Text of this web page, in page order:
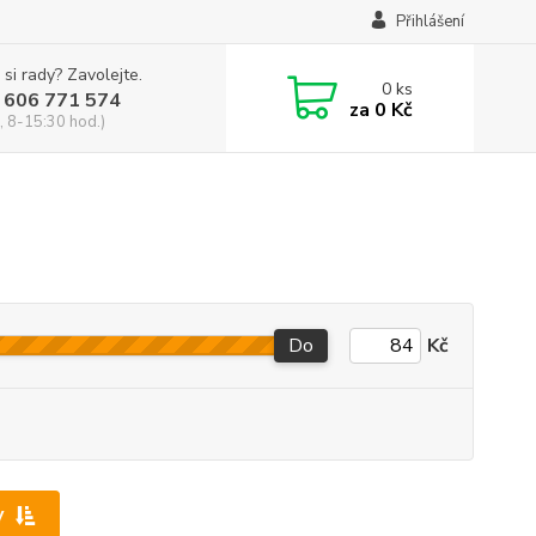
Přihlášení
rady? Zavolejte.
771 574
8-15:30 hod.)
0ks
za 0 Kč
Do Kč